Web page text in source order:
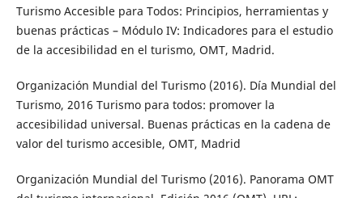
Turismo Accesible para Todos: Principios, herramientas y
buenas prácticas – Módulo IV: Indicadores para el estudio
de la accesibilidad en el turismo, OMT, Madrid.
Organización Mundial del Turismo (2016). Día Mundial del
Turismo, 2016 Turismo para todos: promover la
accesibilidad universal. Buenas prácticas en la cadena de
valor del turismo accesible, OMT, Madrid
Organización Mundial del Turismo (2016). Panorama OMT